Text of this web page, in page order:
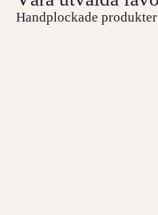
Handplockade